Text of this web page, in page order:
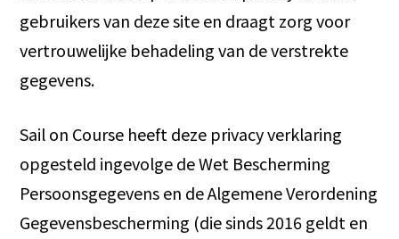
gebruikers van deze site en draagt zorg voor
vertrouwelijke behadeling van de verstrekte
gegevens.
Sail on Course heeft deze privacy verklaring
opgesteld ingevolge de Wet Bescherming
Persoonsgegevens en de Algemene Verordening
Gegevensbescherming (die sinds 2016 geldt en